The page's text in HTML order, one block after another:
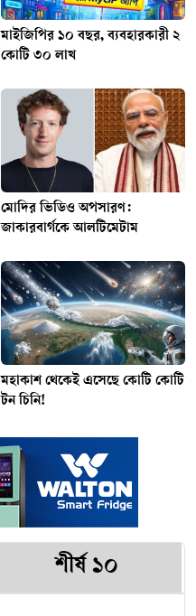
মাইজিপির ১০ বছর, ব্যবহারকারী ২
কোটি ৩০ লাখ
মোদির ভিডিও অপসারণ:
জাকারবার্গকে আলটিমেটাম
মহাকাশ থেকেই এসেছে কোটি কোটি
টন চিনি!
শীর্ষ ১০